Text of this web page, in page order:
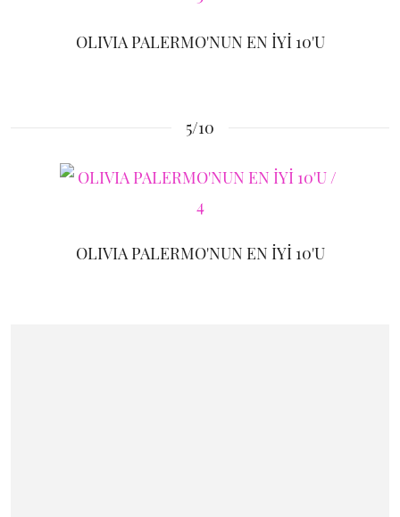
OLIVIA PALERMO'NUN EN İYİ 10'U
5/10
OLIVIA PALERMO'NUN EN İYİ 10'U